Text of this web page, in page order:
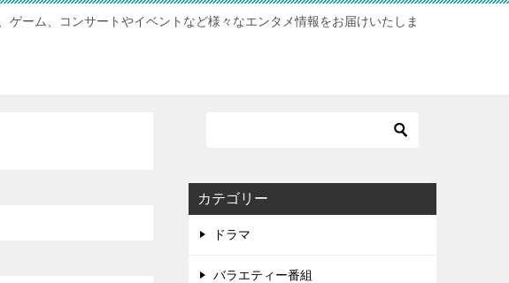
ゲーム、コンサートやイベントなど様々なエンタメ情報をお届けいたしま
カテゴリー
ドラマ
バラエティー番組